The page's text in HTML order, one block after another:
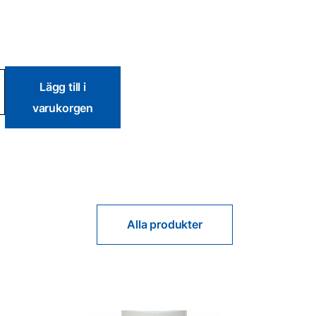
Lägg till i
varukorgen
Alla produkter